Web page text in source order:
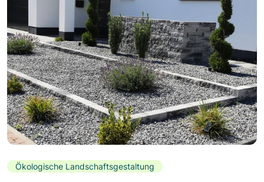
Ökologische Landschaftsgestaltung